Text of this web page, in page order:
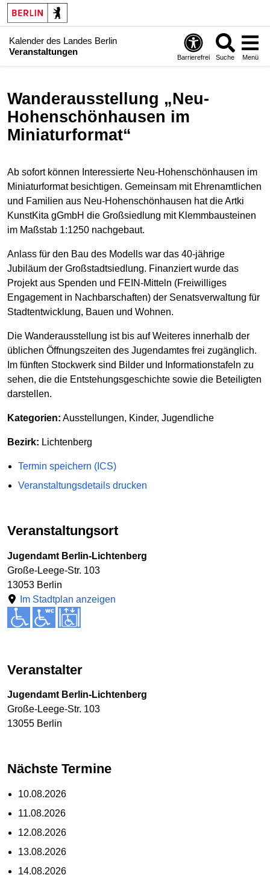
Kalender des Landes Berlin
Veranstaltungen
Barrierefrei Suche Menü
Wanderausstellung „Neu-
Hohenschönhausen im
Miniaturformat“
Ab sofort können Interessierte Neu-Hohenschönhausen im
Miniaturformat besichtigen. Gemeinsam mit Ehrenamtlichen
und Familien aus Neu-Hohenschönhausen hat die Artki
KunstKita gGmbH die Großsiedlung mit Klemmbausteinen
im Maßstab 1:1250 nachgebaut.
Anlass für den Bau des Modells war das 40-jährige
Jubiläum der Großstadtsiedlung. Finanziert wurde das
Projekt aus Spenden und FEIN-Mitteln (Freiwilliges
Engagement in Nachbarschaften) der Senatsverwaltung für
Stadtentwicklung, Bauen und Wohnen.
Die Wanderausstellung ist bis auf Weiteres innerhalb der
üblichen Öffnungszeiten des Jugendamtes frei zugänglich.
Im fünften Stockwerk sind Bilder und Informationstafeln zu
sehen, die die Entstehungsgeschichte sowie die Beteiligten
darstellen.
Kategorien: Ausstellungen, Kinder, Jugendliche
Bezirk: Lichtenberg
Termin speichern (ICS)
Veranstaltungsdetails drucken
Veranstaltungsort
Jugendamt Berlin-Lichtenberg
Große-Leege-Str. 103
13053 Berlin
Im Stadtplan anzeigen
Veranstalter
Jugendamt Berlin-Lichtenberg
Große-Leege-Str. 103
13055 Berlin
Nächste Termine
10.08.2026
11.08.2026
12.08.2026
13.08.2026
14.08.2026